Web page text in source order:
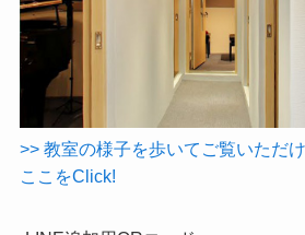
>> 教室の様子を歩いてご覧いただ
ここをClick!